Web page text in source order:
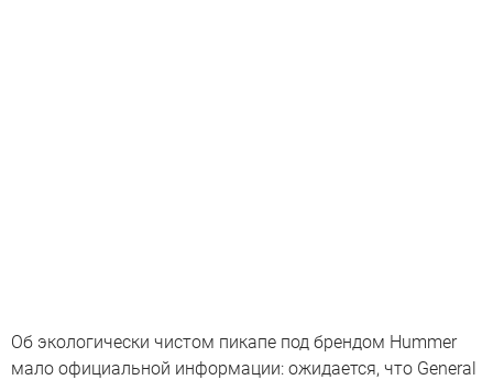
Об экологически чистом пикапе под брендом Hummer
мало официальной информации: ожидается, что General